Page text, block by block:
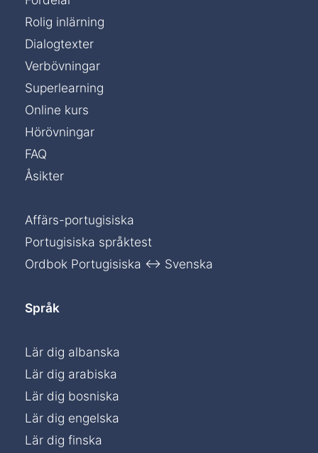
Rolig inlärning
Dialogtexter
Verbövningar
Superlearning
Online kurs
Hörövningar
FAQ
Åsikter
Affärs-portugisiska
Portugisiska språktest
Ordbok Portugisiska ↔ Svenska
Språk
Lär dig albanska
Lär dig arabiska
Lär dig bosniska
Lär dig engelska
Lär dig finska